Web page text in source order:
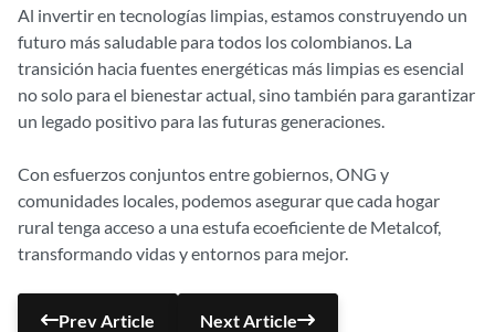
Al invertir en tecnologías limpias, estamos construyendo un
futuro más saludable para todos los colombianos. La
transición hacia fuentes energéticas más limpias es esencial
no solo para el bienestar actual, sino también para garantizar
un legado positivo para las futuras generaciones.
Con esfuerzos conjuntos entre gobiernos, ONG y
comunidades locales, podemos asegurar que cada hogar
rural tenga acceso a una estufa ecoeficiente de Metalcof,
transformando vidas y entornos para mejor.
Prev Article Next Article